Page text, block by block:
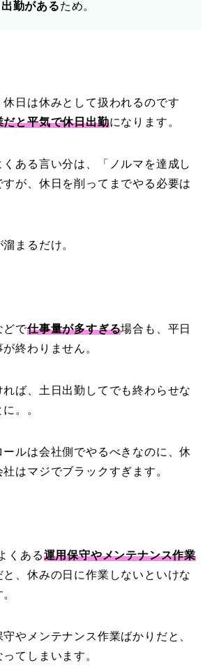
勤があるため。
日は休みとして扱われるのです
だと平気で休日出勤になります。
ある言い分は、「ノルマを達成し
が、休日を削ってまでやる必要は
まるだけ。
どで仕事量が多すぎる場合も、平日
終わりません。
ば、土日出勤してでも終わらせな
。。
ルは会社側でやるべきなのに、休
はマジでブラックすぎます。
くある運用保守やメンテナンス作業
と、休みの日に作業しないといけな
やメンテナンス作業ばかりだと、
てしまいます。